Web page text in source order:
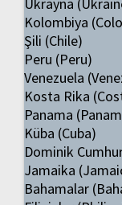
Kolombiya
Şili (Chile)
Peru (Peru)
Venezuela
Kosta Rika
Panama
Küba (Cuba)
Dominik
Jamaika
Bahamalar